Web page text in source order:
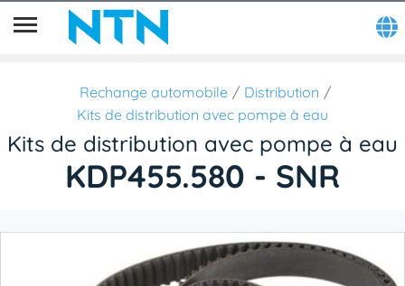
Rechange automobile
Distribution
Kits de distribution avec pompe à eau
Kits de distribution avec pompe à eau
KDP455.580 - SNR